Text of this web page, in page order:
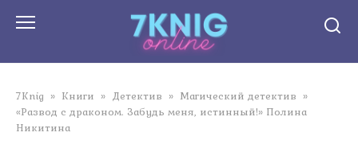
7Knig » Книги » Детектив » Магический детектив »
«Развод с драконом. Забудь меня, истинный!» Полина
Никитина